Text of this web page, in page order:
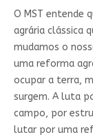
O MST entende
agrária clássica
mudamos o
uma reforma
ocupar a terra,
surgem. A luta
campo, por
lutar por uma